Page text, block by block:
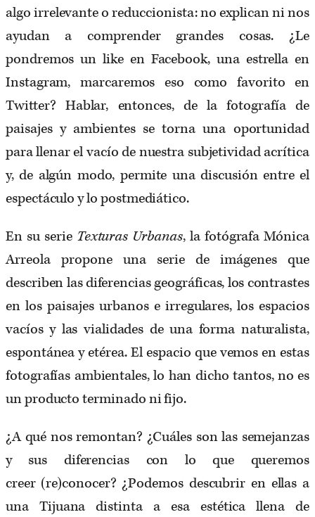
algo irrelevante o reduccionista: no explican ni nos
ayudan a comprender grandes cosas. ¿Le
pondremos un like en Facebook, una estrella en
Instagram, marcaremos eso como favorito en
Twitter? Hablar, entonces, de la fotografía de
paisajes y ambientes se torna una oportunidad
para llenar el vacío de nuestra subjetividad acrítica
y, de algún modo, permite una discusión entre el
espectáculo y lo postmediático.
En su serie Texturas Urbanas, la fotógrafa Mónica
Arreola propone una serie de imágenes que
describen las diferencias geográficas, los contrastes
en los paisajes urbanos e irregulares, los espacios
vacíos y las vialidades de una forma naturalista,
espontánea y etérea. El espacio que vemos en estas
fotografías ambientales, lo han dicho tantos, no es
un producto terminado ni fijo.
¿A qué nos remontan? ¿Cuáles son las semejanzas
y sus diferencias con lo que queremos
creer (re)conocer? ¿Podemos descubrir en ellas a
una Tijuana distinta a esa estética llena de